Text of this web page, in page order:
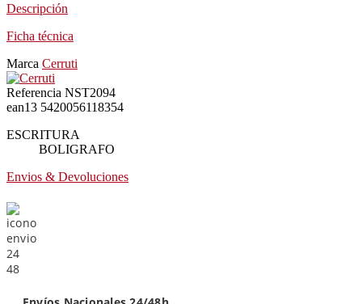
Descripción
Ficha técnica
Marca Cerruti
Referencia NST2094
ean13 5420056118354
ESCRITURA
BOLIGRAFO
Envios & Devoluciones